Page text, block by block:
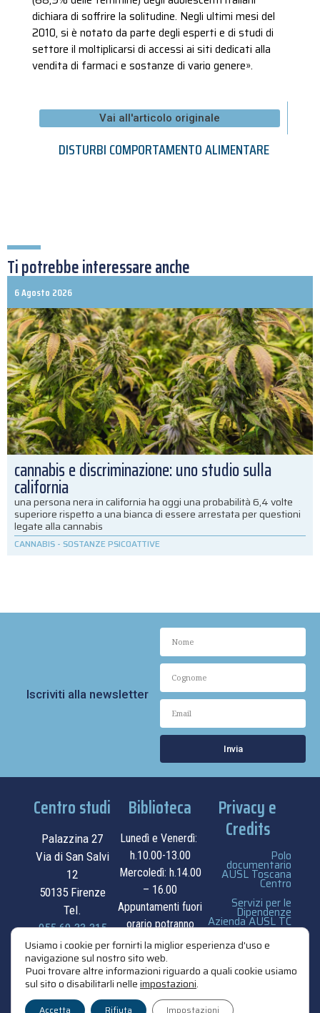
dichiara di soffrire la solitudine. Negli ultimi mesi del
2010, si è notato da parte degli esperti e di studi di
settore il moltiplicarsi di accessi ai siti dedicati alla
vendita di farmaci e sostanze di vario genere».
Vai all'articolo originale
DISTURBI COMPORTAMENTO ALIMENTARE
Ti potrebbe interessare anche
6 Agosto 2026
cannabis e discriminazione: uno studio sulla
california
una persona nera in california ha oggi una probabilità 6,4 volte
superiore rispetto a una bianca di essere arrestata per questioni
legate alla cannabis
CANNABIS - SOSTANZE PSICOATTIVE
Iscriviti alla newsletter
Invia
Centro studi
Palazzina 27
Via di San Salvi
12
50135 Firenze
Tel.
055.69.33.315
contatti
Biblioteca
Lunedì e Venerdì:
h.10.00-13.00
Mercoledì: h.14.00
– 16.00
Appuntamenti fuori
orario potranno
essere
concordati su
appuntamento.
contatti
Privacy e
Credits
Polo
documentario
AUSL Toscana
Centro
Servizi per le
Dipendenze
Azienda AUSL TC
privacy e cookie
Usiamo i cookie per fornirti la miglior esperienza d'uso e
navigazione sul nostro sito web.
Puoi trovare altre informazioni riguardo a quali cookie usiamo
sul sito o disabilitarli nelleimpostazioni.
Accetta Rifiuta Impostazioni